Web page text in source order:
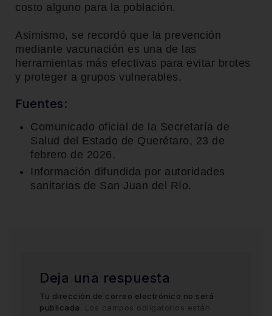
costo alguno para la población.
Asimismo, se recordó que la prevención
mediante vacunación es una de las
herramientas más efectivas para evitar brotes
y proteger a grupos vulnerables.
Fuentes:
Comunicado oficial de la Secretaría de
Salud del Estado de Querétaro, 23 de
febrero de 2026.
Información difundida por autoridades
sanitarias de San Juan del Río.
Deja una respuesta
Tu dirección de correo electrónico no será
publicada. Los campos obligatorios están